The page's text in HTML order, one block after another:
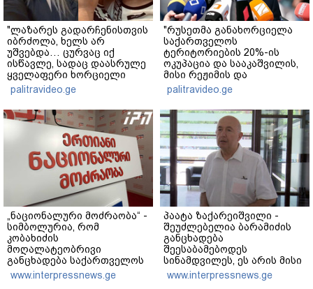
"ლაზარეს გადარჩენისთვის
იბრძოლა, ხელს არ
უშვებდა… ცურვაც იქ
ისწავლე, სადაც დაასრულე
ყველაფერი ხორციელი
ცხოვრებიდან" – რას წერს
ხობში დაღუპული დედა-
შვილის ახლობელი?
palitravideo.ge
"რუსეთმა განახორციელა
საქართველოს
ტერიტორიების 20%-ის
ოკუპაცია და სააკაშვილის,
მისი რეჟიმის და
"ნაცმოძრაობის" ღალატი
ვერანაირად ვერ
გადაფარავს ამ
დანაშაულს" - ირაკლი
კობახიძე
palitravideo.ge
„ნაციონალური მოძრაობა“ -
სიმბოლურია, რომ
კობახიძის
მოღალატეობრივი
განცხადება საქართველოს
თავისუფლებისთვის
შეწირული გმირების
www.interpressnews.ge
პაატა ზაქარეიშვილი -
შეუძლებელია ბარამიძის
განცხადება
შეესაბამებოდეს
სინამდვილეს, ეს არის მისი
მოსაზრება, აბსოლუტურად
ამოვარდნილი
www.interpressnews.ge